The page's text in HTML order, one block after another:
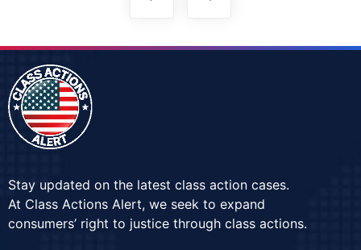
Stay updated on the latest class action cases.
At Class Actions Alert, we seek to expand
consumers’ right to justice through class actions.